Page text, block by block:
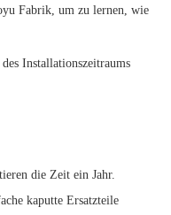
Fabrik, um zu lernen, wie
Installationszeitraums
die Zeit ein Jahr.
kaputte Ersatzteile